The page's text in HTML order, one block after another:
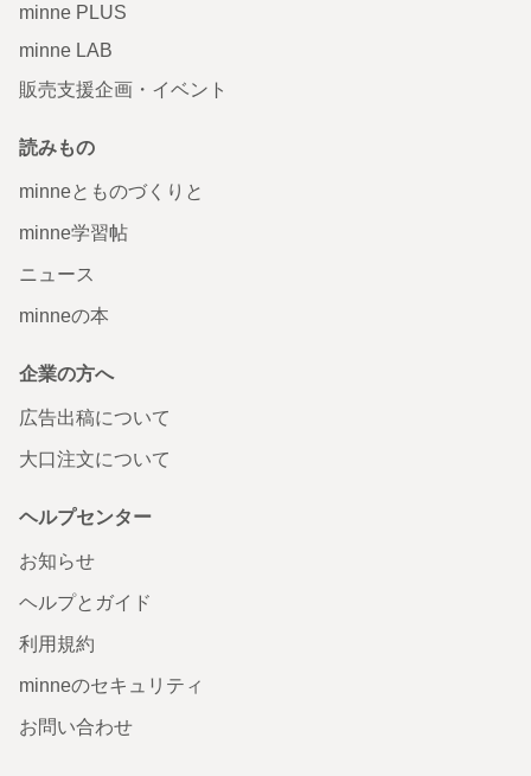
minne PLUS
minne LAB
販売支援企画・イベント
読みもの
minneとものづくりと
minne学習帖
ニュース
minneの本
企業の方へ
広告出稿について
大口注文について
ヘルプセンター
お知らせ
ヘルプとガイド
利用規約
minneのセキュリティ
お問い合わせ